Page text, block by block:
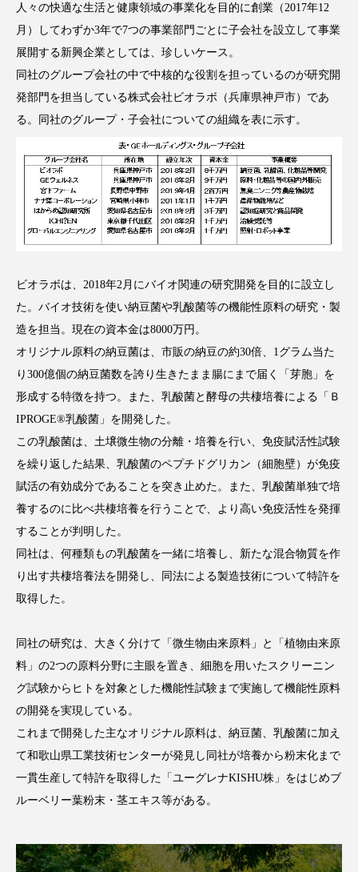
AI B2B BeautyTech ChatGPT
Gemini Instagram SaaS
TikTok アスタキサンチン
アンチエイジング アンチソリチュード
インタビュー インナービューティー 冷え
インナービューティーアワード2025受賞商品
ウェアラブルデバイス ウェルネス
ウェルビーイング エイジングケア
エクソソーム オーガニック オゾン
カウンセラー カウンセリング
カカイオイル ガジェット キーワード
クローズアップ ケーススタディ
コグニティブヘルス コスト削減
コネクテッド・ビューティ
サステナブル美容 サプライチェーン
サプリ サロンクレンジング
スカルプ クレンジング 頻度 スカルプケア
スキンケアルーティン ストレス スパ
人々の快適な生活と健康領域の事業化を目的に創業（2017年12
月）してわずか3年で7つの事業部門ごとに子会社を設立して事業
展開する新興企業としては、珍しいケース。
同社のグループ会社の中で中核的な役割を担っているのが研究開
発部門を担当している株式会社ビオラボ（兵庫県神戸市）であ
る。同社のグループ・子会社についての組織を表に示す。
ビオラボは、2018年2月にバイオ関連の研究開発を目的に設立し
た。バイオ技術を使い納豆菌や乳酸菌等の機能性原料の研究・製
造を担当。現在の資本金は8000万円。
オリジナル原料の納豆菌は、市販の納豆の約30倍、1グラム当た
り300億個の納豆菌数を誇り生きたまま腸にまで届く「芽胞」を
形成する特徴を持つ。また、乳酸菌と酵母の共棲培養による「Ｂ
IPROGE®乳酸菌」を開発した。
この乳酸菌は、土壌微生物の分離・培養を行い、免疫賦活性試験
を繰り返した結果、乳酸菌のペプチドグリカン（細胞壁）が免疫
賦活の有効成分であることを突き止めた。また、乳酸菌単独で培
養するのに比べ共棲培養を行うことで、より高い免疫活性を発揮
することが判明した。
同社は、何種類もの乳酸菌を一緒に培養し、新たな混合物質を作
り出す共棲培養法を開発し、同法による製造技術について特許を
取得した。
同社の研究は、大きく分けて「微生物由来原料」と「植物由来原
料」の2つの原料分野に主眼を置き、細胞を用いたスクリーニン
グ試験からヒトを対象とした機能性試験まで実施して機能性原料
の開発を実現している。
これまで開発した主なオリジナル原料は、納豆菌、乳酸菌に加え
て和歌山県工業技術センターが発見し同社が培養から粉末化まで
一貫生産して特許を取得した「ユーグレナKISHU株」をはじめブ
ルーベリー葉粉末・茎エキス等がある。